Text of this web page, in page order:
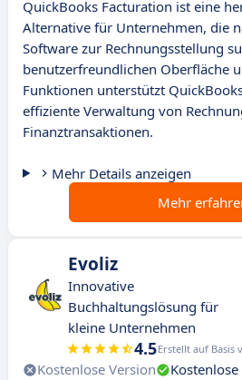
QuickBooks Facturation ist eine
Alternative für Unternehmen, die
Software zur Rechnungsstellung
benutzerfreundlichen Oberfläche
Funktionen unterstützt
effiziente Verwaltung von
Finanztransaktionen.
Mehr Details anzeigen
Mehr
Evoliz
Innovative
Buchhaltungslösung für
kleine Unternehmen
4.5Erstellt auf Basis
Kostenlose Version